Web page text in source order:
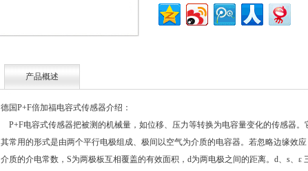
产品概述
德国P+F倍加福电容式传感器介绍：
P+F电容式传感器把被测的机械量，如位移、压力等转换为电容量变化的传感器。
其常用的形式是由两个平行电极组成、极间以空气为介质的电容器。若忽略边缘效
介质的介电常数，S为两极板互相覆盖的有效面积，d为两电极之间的距离。d、s、ε